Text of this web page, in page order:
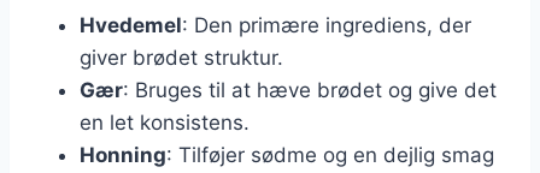
Hvedemel: Den primære ingrediens, der
giver brødet struktur.
Gær: Bruges til at hæve brødet og give det
en let konsistens.
Honning: Tilføjer sødme og en dejlig smag